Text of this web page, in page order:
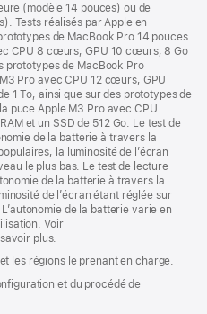
(modèle 14 pouces) ou de
Tests réalisés par Apple en
de MacBook Pro 14 pouces
CPU 8 cœurs, GPU 10 cœurs, 8 Go
prototypes de MacBook Pro
Pro avec CPU 12 cœurs, GPU
1 To, ainsi que sur des prototypes de
puce Apple M3 Pro avec CPU
et un SSD de 512 Go. Le test de
de la batterie à travers la
la luminosité de l’écran
le plus bas. Le test de lecture
de la batterie à travers la
de l’écran étant réglée sur
de la batterie varie en
Voir
plus.
les régions le prenant en charge.
et du procédé de